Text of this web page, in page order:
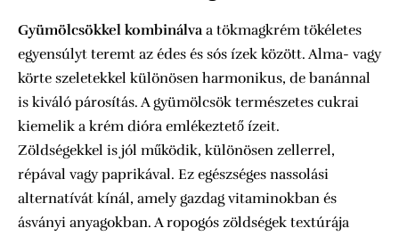
Gyümölcsökkel kombinálvaa tökmagkrém tökéletes
egyensúlyt teremt az édes és sós ízek között. Alma- vagy
körte szeletekkel különösen harmonikus, de banánnal
is kiváló párosítás. A gyümölcsök természetes cukrai
kiemelik a krém dióra emlékeztető ízeit.
Zöldségekkel is jól működik, különösen zellerrel,
répával vagy paprikával. Ez egészséges nassolási
alternatívát kínál, amely gazdag vitaminokban és
ásványi anyagokban. A ropogós zöldségek textúrája